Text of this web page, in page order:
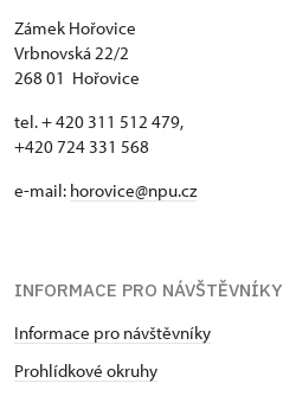
Zámek Hořovice
Vrbnovská 22/2
268 01 Hořovice
tel. + 420 311 512 479,
+420 724 331 568
e-mail: horovice@npu.cz
INFORMACE PRO NÁVŠTĚVNÍKY
Informace pro návštěvníky
Prohlídkové okruhy